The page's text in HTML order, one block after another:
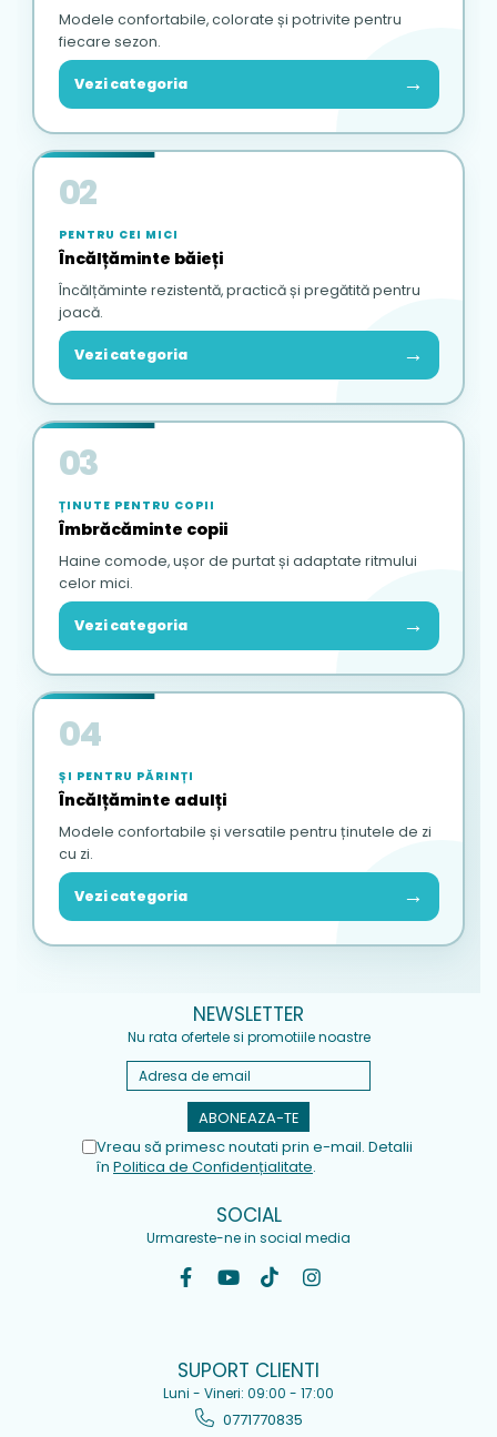
Modele confortabile, colorate și potrivite pentru
fiecare sezon.
Vezi categoria →
02
PENTRU CEI MICI
Încălțăminte băieți
Încălțăminte rezistentă, practică și pregătită pentru
joacă.
Vezi categoria →
03
ȚINUTE PENTRU COPII
Îmbrăcăminte copii
Haine comode, ușor de purtat și adaptate ritmului
celor mici.
Vezi categoria →
04
ȘI PENTRU PĂRINȚI
Încălțăminte adulți
Modele confortabile și versatile pentru ținutele de zi
cu zi.
Vezi categoria →
NEWSLETTER
Nu rata ofertele si promotiile noastre
Vreau să primesc noutati prin e-mail. Detalii
în Politica de Confidențialitate.
SOCIAL
Urmareste-ne in social media
SUPORT CLIENTI
Luni - Vineri: 09:00 - 17:00
0771770835